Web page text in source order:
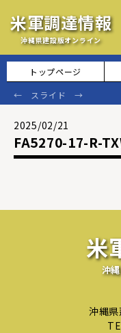
米軍調達情報
沖縄県建設版オンライン
トップページ
2025/02/21
FA5270-17-R-
米
沖
沖縄